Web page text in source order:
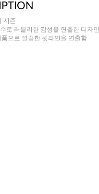
시즌
로 러블리한 감성을 연출한 디자인.
으로 깔끔한 뒷라인을 연출함.